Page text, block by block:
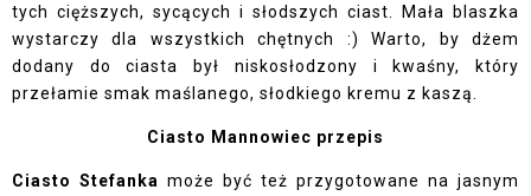
tych cięższych, sycących i słodszych ciast. Mała blaszka
wystarczy dla wszystkich chętnych :) Warto, by dżem
dodany do ciasta był niskosłodzony i kwaśny, który
przełamie smak maślanego, słodkiego kremu z kaszą.
Ciasto Mannowiec przepis
Ciasto Stefanka może być też przygotowane na jasnym